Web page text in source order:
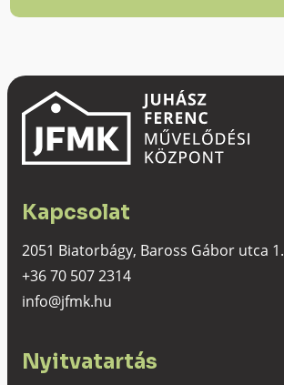
Kapcsolat
2051 Biatorbágy, Baross Gábor utca 1.
+36 70 507 2314
info@jfmk.hu
Nyitvatartás